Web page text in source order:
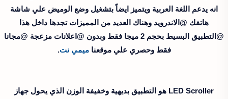
انه يدعم اللغة العربية ويتميز ايضاً بتشغيل وضع الوميض علي شاشة
هاتفك @الاندرويد وهناك العديد من المميزات تجدها داخل هذا
@التطبيق البسيط بحجم 2 ميجا فقط وبدون @اعلانات مزعجة @مجانا
فقط وحصري علي موقعناميمي نت.
LED Scroller هو التطبيق بديهية وخفيفة الوزن الذي يحول جهاز